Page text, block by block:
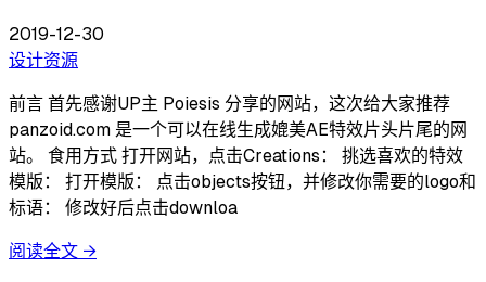
2019-12-30
设计资源
前言 首先感谢UP主 Poiesis 分享的网站，这次给大家推荐
panzoid.com 是一个可以在线生成媲美AE特效片头片尾的网
站。 食用方式 打开网站，点击Creations： 挑选喜欢的特效
模版： 打开模版： 点击objects按钮，并修改你需要的logo和
标语： 修改好后点击downloa
阅读全文 →